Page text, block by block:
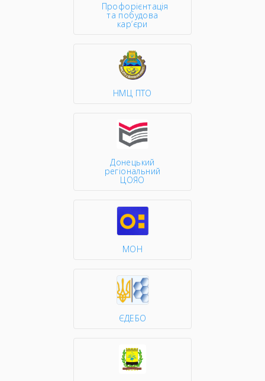
Профорієнтація
та побудова
кар’єри
НМЦ ПТО
Донецький
регіональний
ЦОЯО
МОН
ЄДЕБО